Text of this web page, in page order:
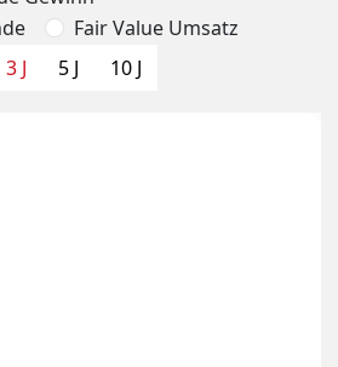
Fair Value Umsatz
3 J 5 J 10 J